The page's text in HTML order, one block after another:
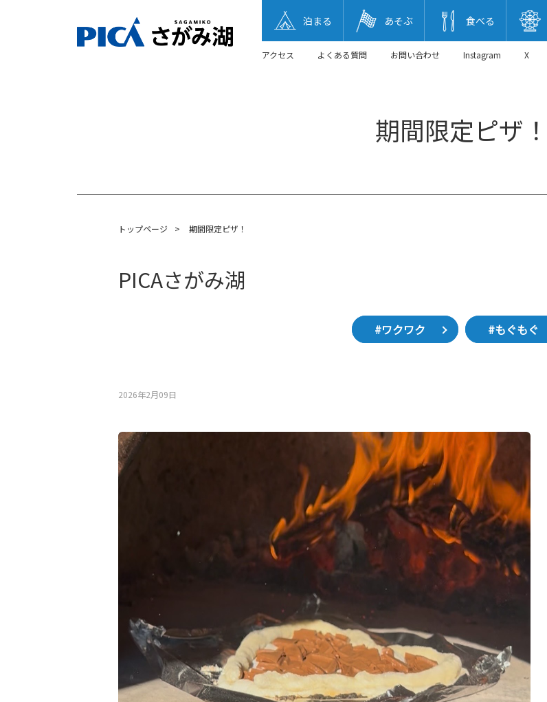
泊まる あそぶ 食べる
アクセス よくある質問 お問い合わせ Instagram X
期間限定ピザ！
トップページ > 期間限定ピザ！
PICAさがみ湖
#ワクワク #もぐもぐ
2026年2月09⽇